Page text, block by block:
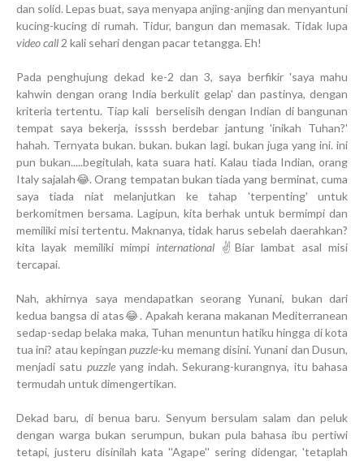
dan solid. Lepas buat, saya menyapa anjing-anjing dan menyantuni
kucing-kucing di rumah. Tidur, bangun dan memasak. Tidak lupa
video call2 kali sehari dengan pacar tetangga. Eh!
Pada penghujung dekad ke-2 dan 3, saya berfikir 'saya mahu
kahwin dengan orang India berkulit gelap' dan pastinya, dengan
kriteria tertentu. Tiap kali berselisih dengan Indian di bangunan
tempat saya bekerja, issssh berdebar jantung 'inikah Tuhan?'
hahah. Ternyata bukan. bukan. bukan lagi. bukan juga yang ini. ini
pun bukan.....begitulah, kata suara hati. Kalau tiada Indian, orang
Italy sajalah😂. Orang tempatan bukan tiada yang berminat, cuma
saya tiada niat melanjutkan ke tahap 'terpenting' untuk
berkomitmen bersama. Lagipun, kita berhak untuk bermimpi dan
memiliki misi tertentu. Maknanya, tidak harus sebelah daerahkan?
kita layak memiliki mimpiinternational ✌Biar lambat asal misi
tercapai.
Nah, akhirnya saya mendapatkan seorang Yunani, bukan dari
kedua bangsa di atas😂. Apakah kerana makanan Mediterranean
sedap-sedap belaka maka, Tuhan menuntun hatiku hingga di kota
tua ini? atau kepinganpuzzle-ku memang disini. Yunani dan Dusun,
menjadi satu puzzleyang indah. Sekurang-kurangnya, itu bahasa
termudah untuk dimengertikan.
Dekad baru, di benua baru. Senyum bersulam salam dan peluk
dengan warga bukan serumpun, bukan pula bahasa ibu pertiwi
tetapi, justeru disinilah kata ''Agape'' sering didengar, 'tetaplah